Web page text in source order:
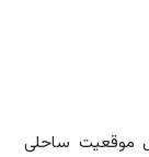
موقعیت ساحلی